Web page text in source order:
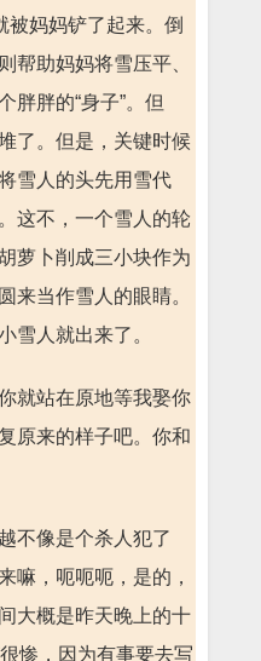
被妈妈铲了起来。倒
帮助妈妈将雪压平、
胖胖的“身子”。但
了。但是，关键时候
雪人的头先用雪代
这不，一个雪人的轮
萝卜削成三小块作为
来当作雪人的眼睛。
雪人就出来了。
就站在原地等我娶你
原来的样子吧。你和
不像是个杀人犯了
嘛，呃呃呃，是的，
大概是昨天晚上的十
惨，因为有事要去写